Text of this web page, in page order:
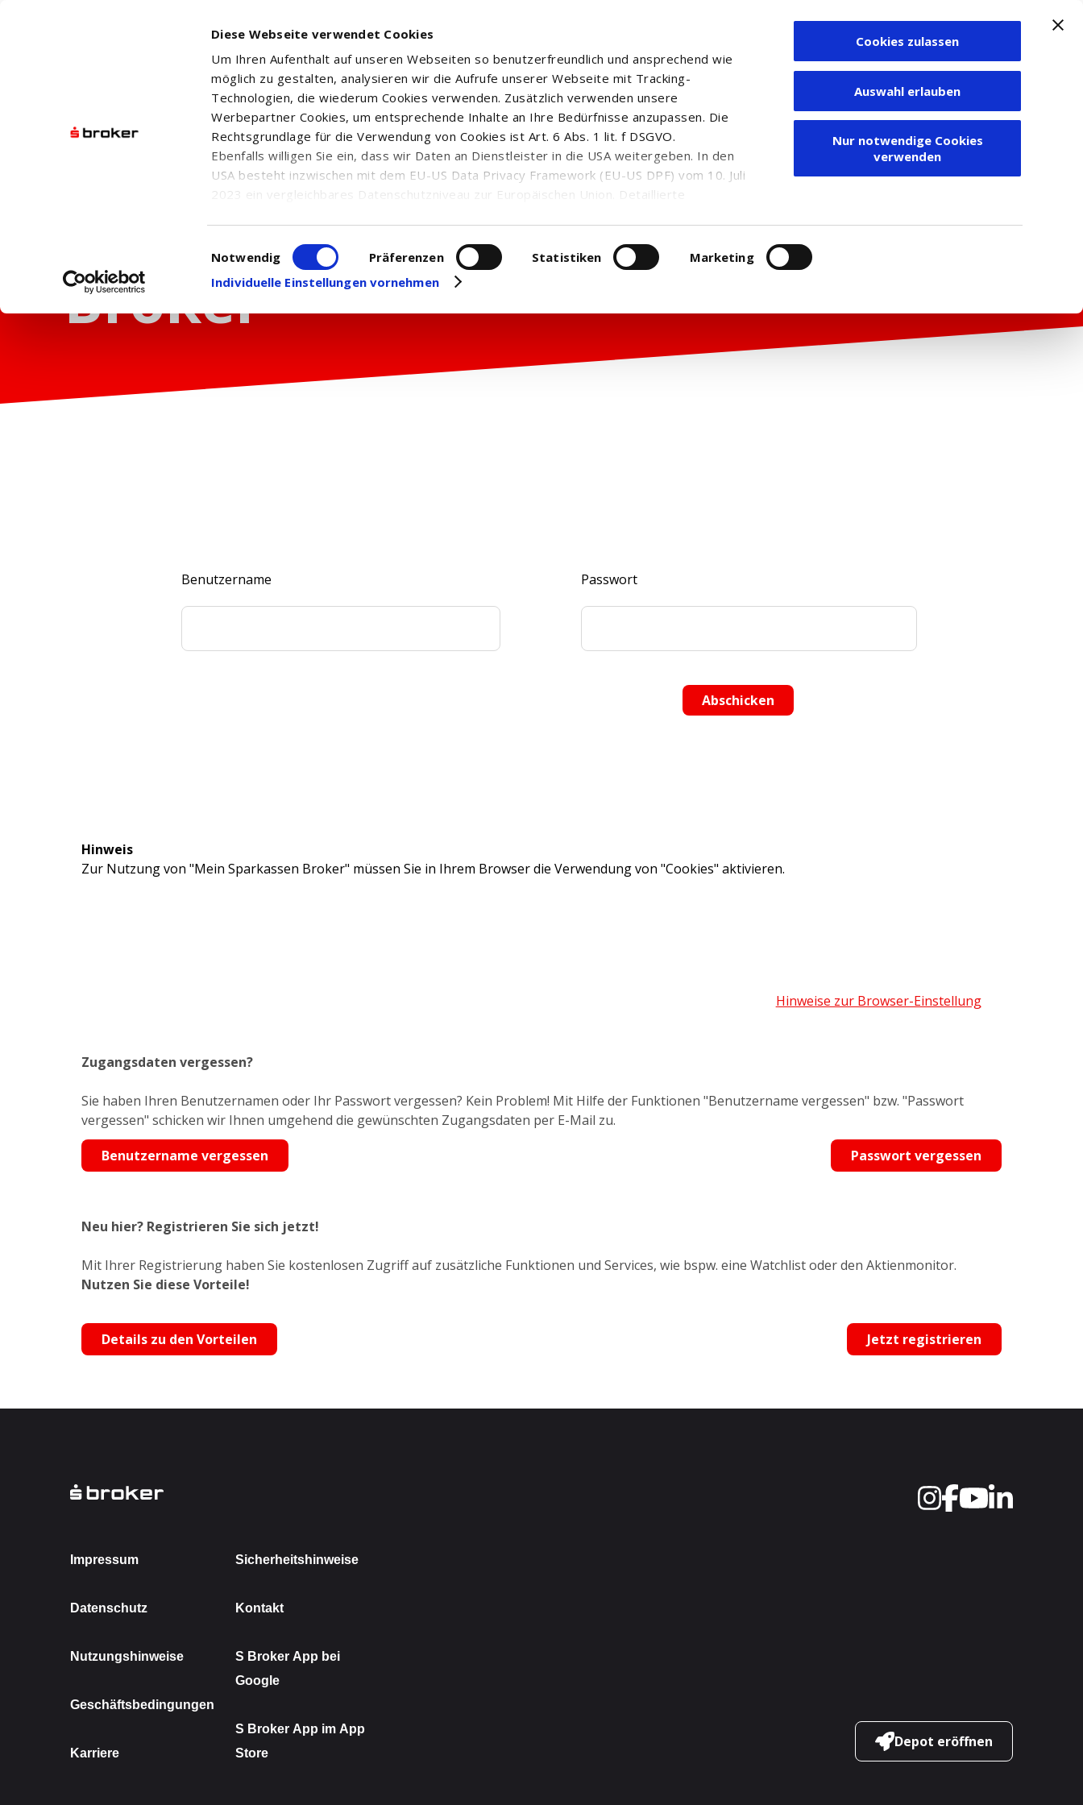
Diese Webseite verwendet Cookies
Um Ihren Aufenthalt auf unseren Webseiten so benutzerfreundlich und ansprechend wie
möglich zu gestalten, analysieren wir die Aufrufe unserer Webseite mit Tracking-
Technologien, die wiederum Cookies verwenden. Zusätzlich verwenden unsere
Werbepartner Cookies, um entsprechende Inhalte an Ihre Bedürfnisse anzupassen. Die
Rechtsgrundlage für die Verwendung von Cookies ist Art. 6 Abs. 1 lit. f DSGVO.
Ebenfalls willigen Sie ein, dass wir Daten an Dienstleister in die USA weitergeben. In den
USA besteht inzwischen mit dem EU-US Data Privacy Framework (EU-US DPF) vom 10. Juli
2023 ein vergleichbares Datenschutzniveau zur Europäischen Union. Detaillierte
in den USA, finden Sie auf unserer Seite zumDatenschutz. Dort können Sie Ihre
Einwilligung auch jederzeit widerrufen oder anpassen.
Einwilligungsauswahl
Notwendig Präferenzen Statistiken
Marketing
Individuelle Einstellungen vornehmen
Cookies zulassen
Auswahl erlauben
Nur notwendige Cookies
verwenden
Zum Depot
Benutzername Passwort
Hinweis
Zur Nutzung von "Mein Sparkassen Broker" müssen Sie in Ihrem Browser die Verwendung von "Cookies" aktivieren.
Hinweise zur Browser-Einstellung
Zugangsdaten vergessen?
Sie haben Ihren Benutzernamen oder Ihr Passwort vergessen? Kein Problem! Mit Hilfe der Funktionen "Benutzername vergessen" bzw. "Passwort
vergessen" schicken wir Ihnen umgehend die gewünschten Zugangsdaten per E-Mail zu.
Benutzername vergessen
Passwort vergessen
Neu hier? Registrieren Sie sich jetzt!
Mit Ihrer Registrierung haben Sie kostenlosen Zugriff auf zusätzliche Funktionen und Services, wie bspw. eine Watchlist oder den Aktienmonitor.
Nutzen Sie diese Vorteile!
Details zu den Vorteilen Jetzt registrieren